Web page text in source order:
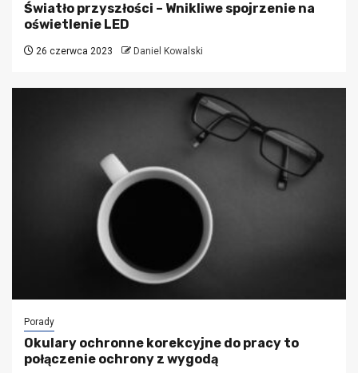
Światło przyszłości – Wnikliwe spojrzenie na
oświetlenie LED
26 czerwca 2023 Daniel Kowalski
Porady
Okulary ochronne korekcyjne do pracy to
połączenie ochrony z wygodą